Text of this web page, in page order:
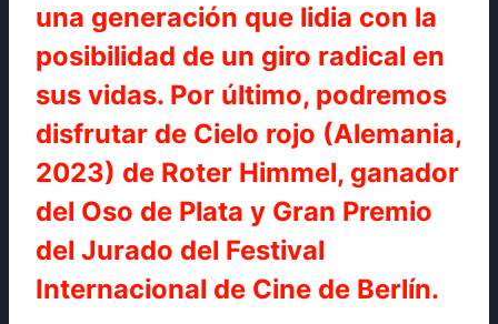
una generación que lidia con la
posibilidad de un giro radical en
sus vidas. Por último, podremos
disfrutar de Cielo rojo (Alemania,
2023) de Roter Himmel, ganador
del Oso de Plata y Gran Premio
del Jurado del Festival
Internacional de Cine de Berlín.